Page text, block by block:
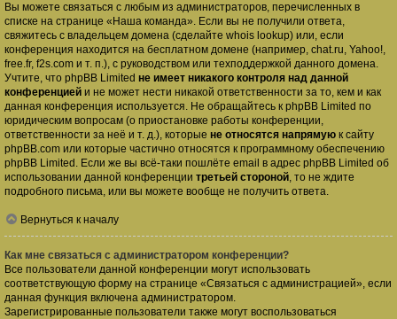
Вы можете связаться с любым из администраторов, перечисленных в
списке на странице «Наша команда». Если вы не получили ответа,
свяжитесь с владельцем домена (сделайте whois lookup) или, если
конференция находится на бесплатном домене (например, chat.ru, Yahoo!,
free.fr, f2s.com и т. п.), с руководством или техподдержкой данного домена.
Учтите, что phpBB Limited не имеет никакого контроля над данной
конференцией и не может нести никакой ответственности за то, кем и как
данная конференция используется. Не обращайтесь к phpBB Limited по
юридическим вопросам (о приостановке работы конференции,
ответственности за неё и т. д.), которые не относятся напрямую к сайту
phpBB.com или которые частично относятся к программному обеспечению
phpBB Limited. Если же вы всё-таки пошлёте email в адрес phpBB Limited об
использовании данной конференции третьей стороной, то не ждите
подробного письма, или вы можете вообще не получить ответа.
Вернуться к началу
Как мне связаться с администратором конференции?
Все пользователи данной конференции могут использовать
соответствующую форму на странице «Связаться с администрацией», если
данная функция включена администратором.
Зарегистрированные пользователи также могут воспользоваться